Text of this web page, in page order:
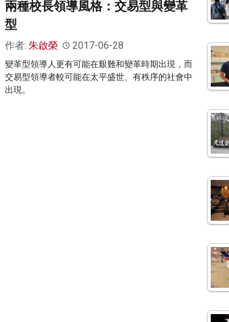
兩種校長領導風格：交易型與變革
型
作者: 朱啟榮 2017-06-28
變革型領導人更有可能在艱難和變革時期出現，而
交易型領導者較可能在太平盛世、有秩序的社會中
出現。